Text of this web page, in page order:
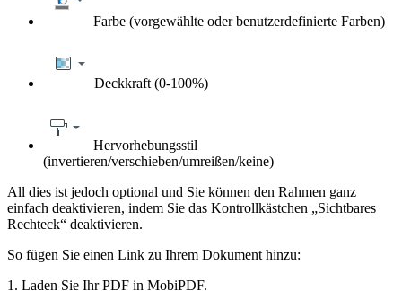
Farbe (vorgewählte oder benutzerdefinierte Farben)
Deckkraft (0-100%)
Hervorhebungsstil
(invertieren/verschieben/umreißen/keine)
All dies ist jedoch optional und Sie können den Rahmen ganz
einfach deaktivieren, indem Sie das Kontrollkästchen „Sichtbares
Rechteck“ deaktivieren.
So fügen Sie einen Link zu Ihrem Dokument hinzu:
1. Laden Sie Ihr PDF in MobiPDF.